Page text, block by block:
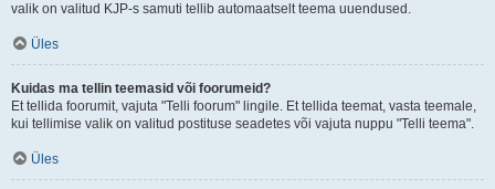
valik on valitud KJP-s samuti tellib automaatselt teema uuendused.
Üles
Kuidas ma tellin teemasid või foorumeid?
Et tellida foorumit, vajuta "Telli foorum" lingile. Et tellida teemat, vasta teemale,
kui tellimise valik on valitud postituse seadetes või vajuta nuppu "Telli teema".
Üles